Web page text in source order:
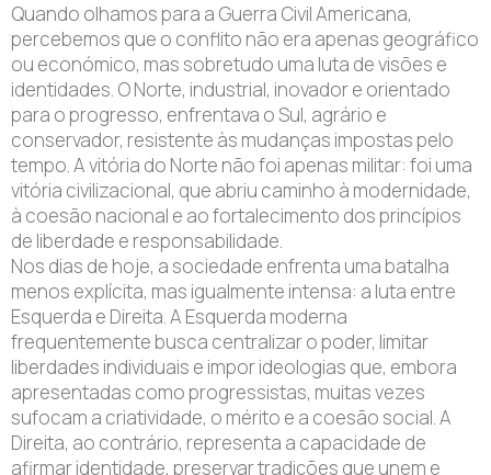
Quando olhamos para a Guerra Civil Americana,
percebemos que o conflito não era apenas geográfico
ou económico, mas sobretudo uma luta de visões e
identidades. O Norte, industrial, inovador e orientado
para o progresso, enfrentava o Sul, agrário e
conservador, resistente às mudanças impostas pelo
tempo. A vitória do Norte não foi apenas militar: foi uma
vitória civilizacional, que abriu caminho à modernidade,
à coesão nacional e ao fortalecimento dos princípios
de liberdade e responsabilidade.
Nos dias de hoje, a sociedade enfrenta uma batalha
menos explícita, mas igualmente intensa: a luta entre
Esquerda e Direita. A Esquerda moderna
frequentemente busca centralizar o poder, limitar
liberdades individuais e impor ideologias que, embora
apresentadas como progressistas, muitas vezes
sufocam a criatividade, o mérito e a coesão social. A
Direita, ao contrário, representa a capacidade de
afirmar identidade, preservar tradições que unem e